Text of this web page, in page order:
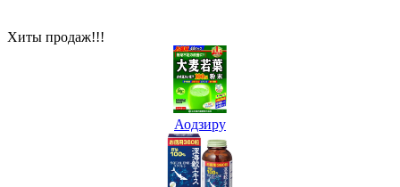
Хиты продаж!!!
Аодзиру